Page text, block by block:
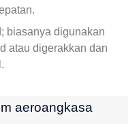
biasanya digunakan
atau digerakkan dan
aeroangkasa